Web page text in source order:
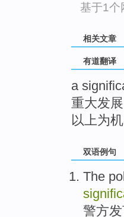
基于1个
相关文章
有道翻译
a
重大发展
以上为
双语例句
The
警方